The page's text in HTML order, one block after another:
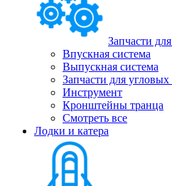
Запчасти
Впускная система
Выпускная система
Запчасти для
Инструмент
Кронштейны транца
Смотреть все
Лодки и катера